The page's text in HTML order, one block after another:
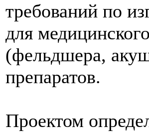
требований по
для
(фельдшера,
препаратов.
Проектом